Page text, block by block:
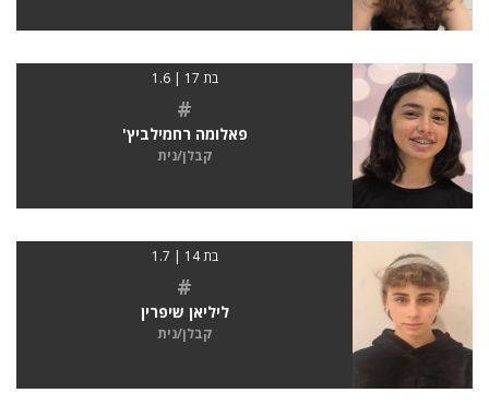
בת 17 | 1.6
#
פאלומה רחמילביץ'
קבלן/נית
בת 14 | 1.7
#
ליליאן שיפרין
קבלן/נית